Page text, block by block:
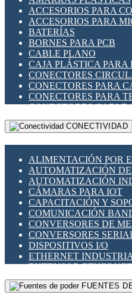
INDICADORES PARA
INTERFACES DE RELÉ
INTERRUPTORES FIN
LLAVES
MEDIDORES DE
MOTORES PASO A
PANTALLAS HMI
PLC -
PROGRAMADORES
RELÉS DE PROTECCIÓN
SENSORES
SENSORES
TEMPORIZADORES
VARIACS
VARIADORES DE
SECCIONADORES -
MAQUINARIA
ACCESORIOS PARA
ACCESORIOS PARA
BATERÍAS
BORNES PARA PCB
CABLE PLANO
CAJA PLÁSTICA PARA
CONECTORES
CONECTORES PARA
CONECTORES PARA
CONECTORES CABLE
CONECTORES PCB A
DIP SWITCHES
HERRAMIENTAS
ILUMINACIÓN LED
INTERRUPTORES
INTERFACES DE RELÉ
OTROS RELÉS
PROTECCIÓN
RELÉS
RELÉS DE SEÑAL
RELÉS DE ESTADO
RELÉS INDUSTRIALES
RELÉS MINIATURA DE
SENSORES
CONECTIVIDAD
ALIMENTACIÓN POR
AUTOMATIZACIÓN
AUTOMATIZACIÓN
CÁMARAS PARA IOT
CAPACITACIÓN Y
COMUNICACIÓN
CONVERSORES DE
CONVERSORES
DISPOSITIVOS I/O
ETHERNET
EXTENSOR
GATEWAY LORAWAN
GESTIÓN DE REDES
FUENTES